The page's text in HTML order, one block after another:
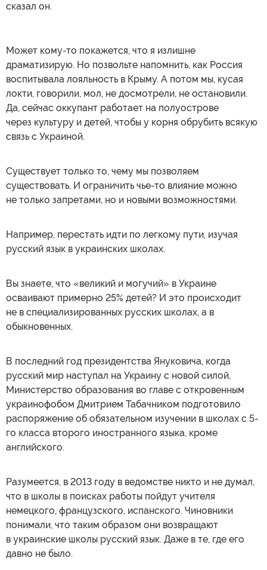
сказал он.
Может кому-то покажется, что я излишне
драматизирую. Но позвольте напомнить, как Россия
воспитывала лояльность в Крыму. А потом мы, кусая
локти, говорили, мол, не досмотрели, не остановили.
Да, сейчас оккупант работает на полуострове
через культуру и детей, чтобы у корня обрубить всякую
связь с Украиной.
Существует только то, чему мы позволяем
существовать. И ограничить чье-то влияние можно
не только запретами, но и новыми возможностями.
Например, перестать идти по легкому пути, изучая
русский язык в украинских школах.
Вы знаете, что «великий и могучий» в Украине
осваивают примерно 25% детей? И это происходит
не в специализированных русских школах, а в
обыкновенных.
В последний год президентства Януковича, когда
русский мир наступал на Украину с новой силой,
Министерство образования во главе с откровенным
украинофобом Дмитрием Табачником подготовило
распоряжение об обязательном изучении в школах с 5-
го класса второго иностранного языка, кроме
английского.
Разумеется, в 2013 году в ведомстве никто и не думал,
что в школы в поисках работы пойдут учителя
немецкого, французского, испанского. Чиновники
понимали, что таким образом они возвращают
в украинские школы русский язык. Даже в те, где его
давно не было.